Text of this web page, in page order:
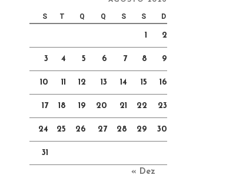
S T Q Q S S D
1 2
3 4 5 6 7 8 9
10 11 12 13 14 15 16
17 18 19 20 21 22 23
24 25 26 27 28 29 30
31
« Dez